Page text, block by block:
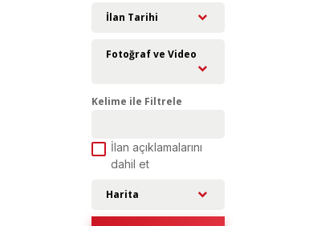
İlan Tarihi
Fotoğraf ve Video
Kelime ile Filtrele
İlan açıklamalarını
dahil et
Harita